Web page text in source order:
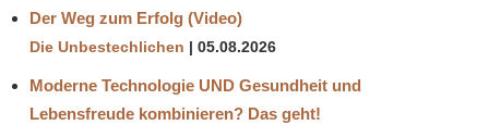
Der Weg zum Erfolg (Video)
Die Unbestechlichen 05.08.2026
Moderne Technologie UND Gesundheit und
Lebensfreude kombinieren? Das geht!